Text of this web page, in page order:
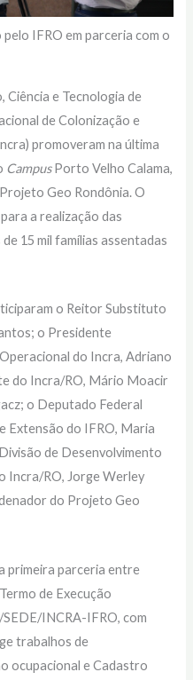
IFRO em parceria com o
e Tecnologia de
de Colonização e
promoveram na última
CampusPorto Velho Calama,
Geo Rondônia. O
a realização das
15 mil famílias assentadas
o Reitor Substituto
o Presidente
do Incra, Adriano
do Incra/RO, Mário Moacir
o Deputado Federal
Extensão do IFRO, Maria
de Desenvolvimento
Incra/RO, Jorge Werley
do Projeto Geo
primeira parceria entre
de Execução
INCRA-IFRO, com
trabalhos de
ocupacional e Cadastro